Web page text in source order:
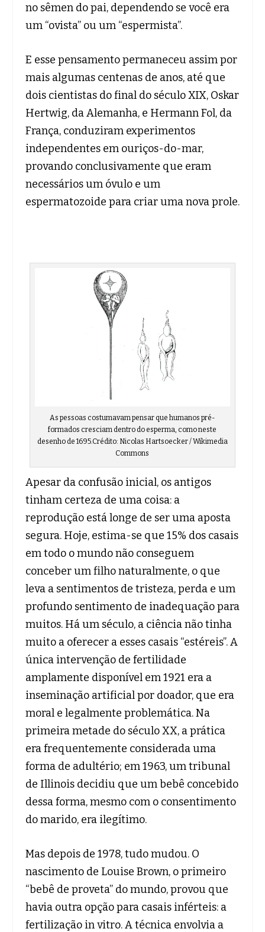
no sêmen do pai, dependendo se você era
um “ovista” ou um “espermista”.
E esse pensamento permaneceu assim por
mais algumas centenas de anos, até que
dois cientistas do final do século XIX, Oskar
Hertwig, da Alemanha, e Hermann Fol, da
França, conduziram experimentos
independentes em ouriços-do-mar,
provando conclusivamente que eram
necessários um óvulo e um
espermatozoide para criar uma nova prole.
As pessoas costumavam pensar que humanos pré-
formados cresciam dentro do esperma, como neste
desenho de 1695.Crédito: Nicolas Hartsoecker / Wikimedia
Commons
Apesar da confusão inicial, os antigos
tinham certeza de uma coisa: a
reprodução está longe de ser uma aposta
segura. Hoje, estima-se que 15% dos casais
em todo o mundo não conseguem
conceber um filho naturalmente, o que
leva a sentimentos de tristeza, perda e um
profundo sentimento de inadequação para
muitos. Há um século, a ciência não tinha
muito a oferecer a esses casais “estéreis”. A
única intervenção de fertilidade
amplamente disponível em 1921 era a
inseminação artificial por doador, que era
moral e legalmente problemática. Na
primeira metade do século XX, a prática
era frequentemente considerada uma
forma de adultério; em 1963, um tribunal
de Illinois decidiu que um bebê concebido
dessa forma, mesmo com o consentimento
do marido, era ilegítimo.
Mas depois de 1978, tudo mudou. O
nascimento de Louise Brown, o primeiro
“bebê de proveta” do mundo, provou que
havia outra opção para casais inférteis: a
fertilização in vitro. A técnica envolvia a